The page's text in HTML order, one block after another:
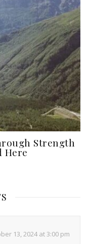
Strength
Here
13, 2024 at 3:00 pm